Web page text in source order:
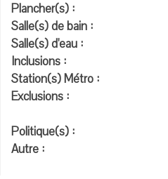
Plancher(s) :
Salle(s) de bain :
Salle(s) d'eau :
Inclusions :
Station(s) Métro :
Exclusions :
Politique(s) :
Autre :